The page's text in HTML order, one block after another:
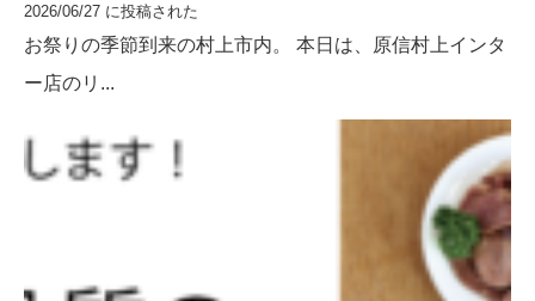
2026/06/27 に投稿された
お祭りの季節到来の村上市内。 本日は、原信村上インタ
ー店のリ...